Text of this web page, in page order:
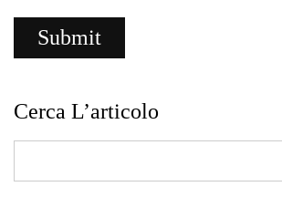
Cerca L’articolo